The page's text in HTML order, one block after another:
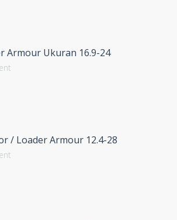
Armour Ukuran 16.9-24
/ Loader Armour 12.4-28